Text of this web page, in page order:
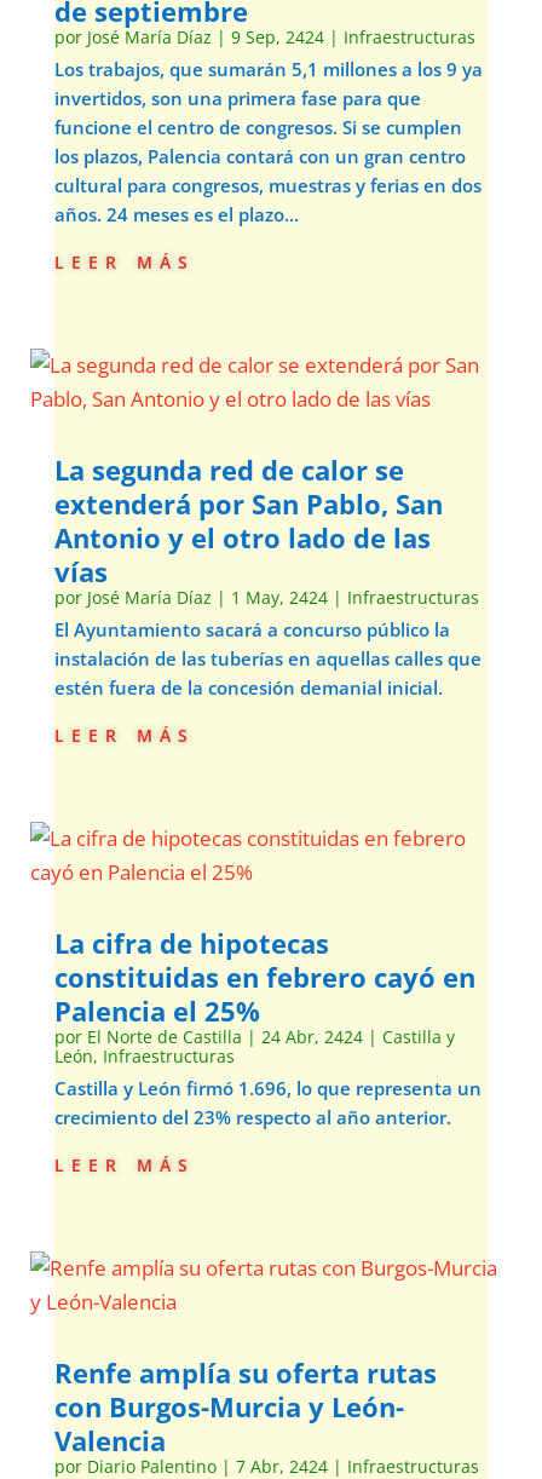
de septiembre
por José María Díaz | 9 Sep, 2424| Infraestructuras
Los trabajos, que sumarán 5,1 millones a los 9 ya
invertidos, son una primera fase para que
funcione el centro de congresos. Si se cumplen
los plazos, Palencia contará con un gran centro
cultural para congresos, muestras y ferias en dos
años. 24 meses es el plazo...
leer más
La segunda red de calor se
extenderá por San Pablo, San
Antonio y el otro lado de las
vías
por José María Díaz | 1 May, 2424| Infraestructuras
El Ayuntamiento sacará a concurso público la
instalación de las tuberías en aquellas calles que
estén fuera de la concesión demanial inicial.
leer más
La cifra de hipotecas
constituidas en febrero cayó en
Palencia el 25%
por El Norte de Castilla | 24 Abr, 2424| Castilla y
León, Infraestructuras
Castilla y León firmó 1.696, lo que representa un
crecimiento del 23% respecto al año anterior.
leer más
Renfe amplía su oferta rutas
con Burgos-Murcia y León-
Valencia
por Diario Palentino| 7 Abr, 2424| Infraestructuras